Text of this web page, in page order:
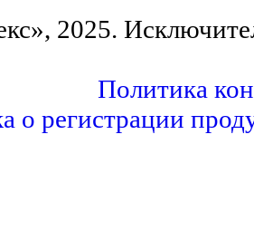
2025.
Политика
о регистрации